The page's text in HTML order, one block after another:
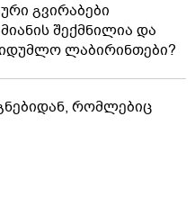
გვირაბები
შექმნილია და
ლაბირინთები?
რომლებიც